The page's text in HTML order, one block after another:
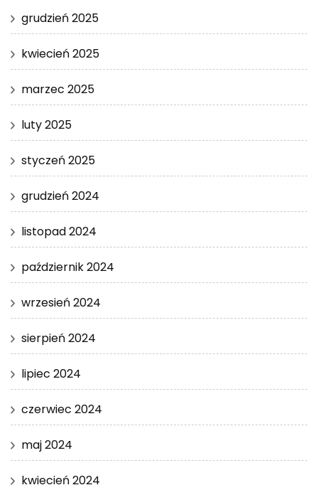
grudzień 2025
kwiecień 2025
marzec 2025
luty 2025
styczeń 2025
grudzień 2024
listopad 2024
październik 2024
wrzesień 2024
sierpień 2024
lipiec 2024
czerwiec 2024
maj 2024
kwiecień 2024